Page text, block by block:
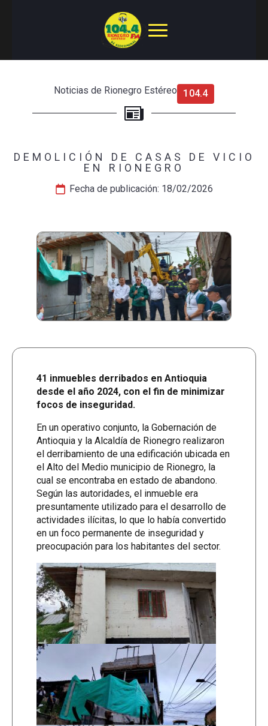
Noticias de Rionegro Estéreo 104.4
DEMOLICIÓN DE CASAS DE VICIO
EN RIONEGRO
Fecha de publicación: 18/02/2026
41 inmuebles derribados en Antioquia
desde el año 2024, con el fin de minimizar
focos de inseguridad.
En un operativo conjunto, la Gobernación de
Antioquia y la Alcaldía de Rionegro realizaron
el derribamiento de una edificación ubicada en
el Alto del Medio municipio de Rionegro, la
cual se encontraba en estado de abandono.
Según las autoridades, el inmueble era
presuntamente utilizado para el desarrollo de
actividades ilícitas, lo que lo había convertido
en un foco permanente de inseguridad y
preocupación para los habitantes del sector.